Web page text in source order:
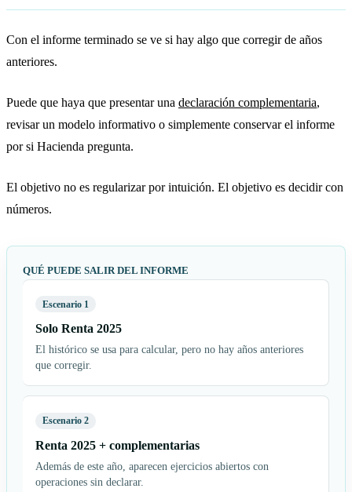
Con el informe terminado se ve si hay algo que corregir de años
anteriores.
Puede que haya que presentar una declaración complementaria,
revisar un modelo informativo o simplemente conservar el informe
por si Hacienda pregunta.
El objetivo no es regularizar por intuición. El objetivo es decidir con
números.
QUÉ PUEDE SALIR DEL INFORME
Escenario 1
Solo Renta 2025
El histórico se usa para calcular, pero no hay años anteriores
que corregir.
Escenario 2
Renta 2025 + complementarias
Además de este año, aparecen ejercicios abiertos con
operaciones sin declarar.